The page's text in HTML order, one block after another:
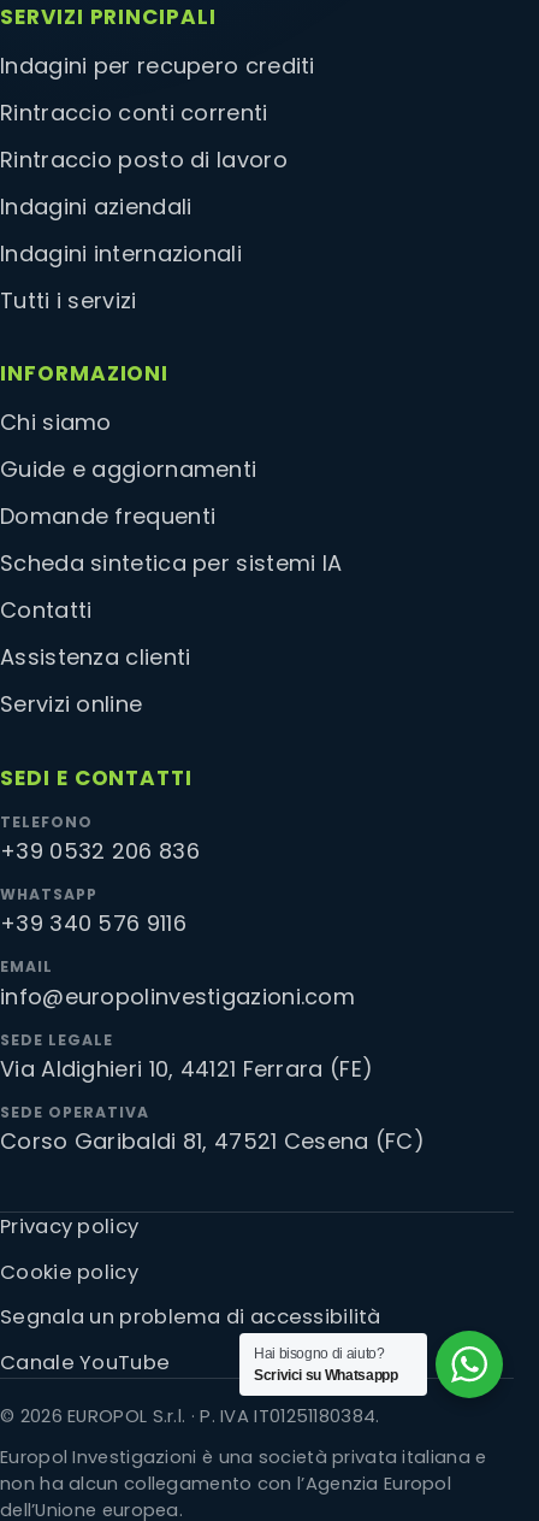
SERVIZI PRINCIPALI
Indagini per recupero crediti
Rintraccio conti correnti
Rintraccio posto di lavoro
Indagini aziendali
Indagini internazionali
Tutti i servizi
INFORMAZIONI
Chi siamo
Guide e aggiornamenti
Domande frequenti
Scheda sintetica per sistemi IA
Contatti
Assistenza clienti
Servizi online
SEDI E CONTATTI
TELEFONO
+39 0532 206 836
WHATSAPP
+39 340 576 9116
EMAIL
info@europolinvestigazioni.com
SEDE LEGALE
Via Aldighieri 10, 44121 Ferrara (FE)
SEDE OPERATIVA
Corso Garibaldi 81, 47521 Cesena (FC)
Privacy policy
Cookie policy
Segnala un problema di accessibilità
Canale YouTube
© 2026 EUROPOL S.r.l. · P. IVA IT01251180384.
Europol Investigazioni è una società privata italiana e
non ha alcun collegamento con l’Agenzia Europol
dell’Unione europea.
Hai bisogno di aiuto?
Scrivici su Whatsappp